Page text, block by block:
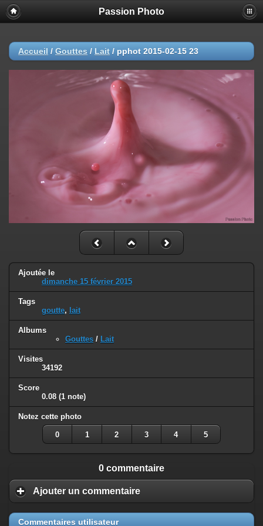
Passion Photo
Accueil / Gouttes / Lait / pphot 2015-02-15 23
Ajoutée le
dimanche 15 février 2015
Tags
goutte, lait
Albums
Gouttes / Lait
Visites
34192
Score
0.08 (1 note)
Notez cette photo
0 1 2 3 4 5
0 commentaire
Ajouter un commentaire
Commentaires utilisateur